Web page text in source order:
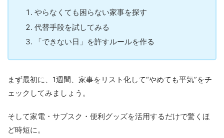
やらなくても困らない家事を探す
代替手段を試してみる
「できない日」を許すルールを作る
まず最初に、1週間、家事をリスト化して“やめても平気”をチ
ェックしてみましょう。
そして家電・サブスク・便利グッズを活用するだけで驚くほ
ど時短に。